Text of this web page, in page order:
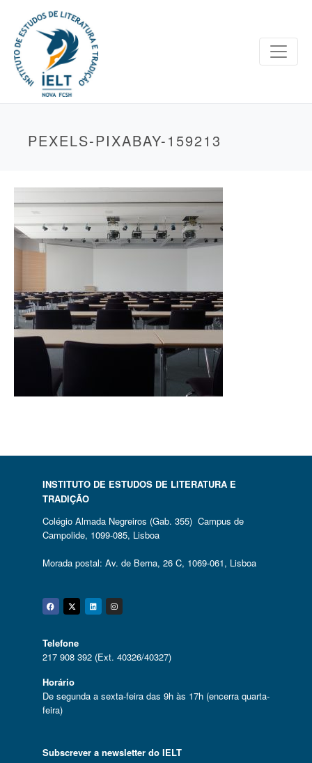
PEXELS-PIXABAY-159213
INSTITUTO DE ESTUDOS DE LITERATURA E
TRADIÇÃO
Colégio Almada Negreiros (Gab. 355) Campus de
Campolide, 1099-085, Lisboa
Morada postal: Av. de Berna, 26 C, 1069-061, Lisboa
Facebook
Twitter
Linkedin
Instagram
Telefone
217 908 392 (Ext. 40326/40327)
Horário
De segunda a sexta-feira das 9h às 17h (encerra quarta-
feira)
Subscrever a newsletter do IELT